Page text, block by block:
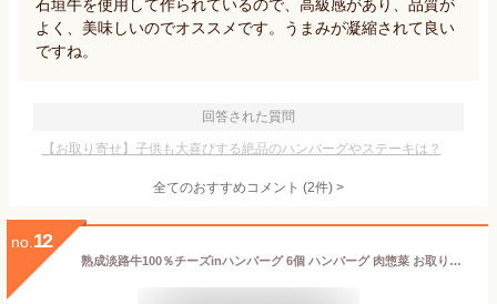
石垣牛を使用して作られているので、高級感があり、品質が
よく、美味しいのでオススメです。うまみが凝縮されて良い
ですね。
回答された質問
【お取り寄せ】子供も大喜びする絶品のハンバーグやステーキは？
全てのおすすめコメント (2件) >
no. 12
熟成淡路牛100％チーズinハンバーグ 6個 ハンバーグ 肉惣菜 お取り寄せ 兵庫 淡路島産 牛肉 国産 淡路牛 熟成ハンバーグ 個包装 食品 淡路島玉ねぎ